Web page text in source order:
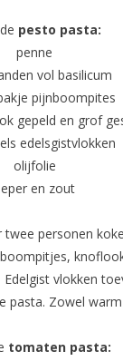
pesto pasta:
penne
vol basilicum
pijnboompites
gepeld en grof
edelsgistvlokken
olijfolie
en zout
twee personen
vlokken
pasta. Zowel
tomaten pasta: